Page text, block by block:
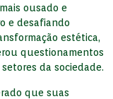
ousado e
e desafiando
estética,
questionamentos
da sociedade.
que suas